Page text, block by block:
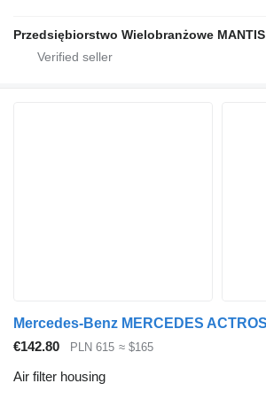
Przedsiębiorstwo Wielobranżowe MANTIS
€142.80 PLN 615 ≈ $165
Air filter housing